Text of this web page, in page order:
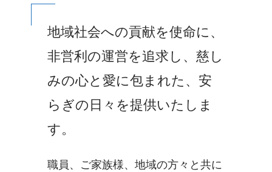
地域社会への貢献を使命に、
非営利の運営を追求し、慈し
みの心と愛に包まれた、安
らぎの日々を提供いたしま
す。
職員、ご家族様、地域の方々と共に